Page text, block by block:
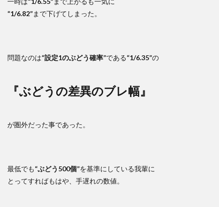
“1/6.82”まで下げてしまった。
問題なのは“設定1のぶどう確率”である“1/6.35”の
『ぶどうの差異のブレ幅』
が圏外だった事であった。
最低でも“ぶどう500個”を基準にしている我輩に
とってすればもはや、手遅れの数値。